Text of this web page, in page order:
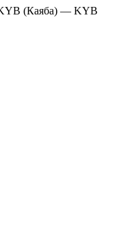
(Каяба) — KYB